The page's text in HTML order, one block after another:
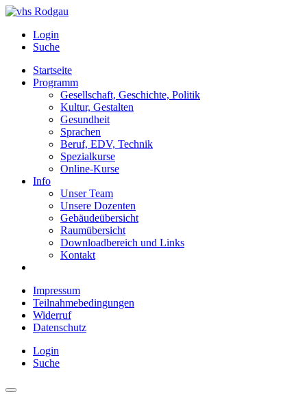
Login
Suche
Startseite
Programm
Gesellschaft, Geschichte, Politik
Kultur, Gestalten
Gesundheit
Sprachen
Beruf, EDV, Technik
Spezialkurse
Online-Kurse
Info
Unser Team
Unsere Dozenten
Gebäudeübersicht
Raumübersicht
Downloadbereich und Links
Kontakt
Impressum
Teilnahmebedingungen
Widerruf
Datenschutz
Login
Suche